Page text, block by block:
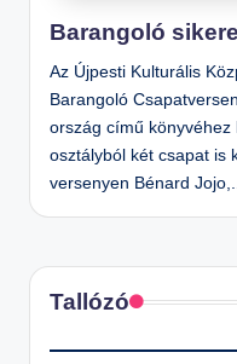
Barangoló
Az Újpesti Kulturális
Barangoló
ország című
osztályból két csapat is
versenyen Bénard
Tallózó